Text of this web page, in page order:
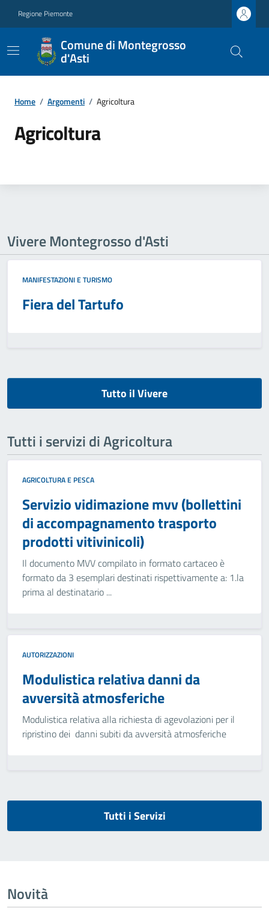
Regione Piemonte
Comune di Montegrosso
d'Asti
Home / Argomenti / Agricoltura
Agricoltura
Vivere Montegrosso d'Asti
MANIFESTAZIONI E TURISMO
Fiera del Tartufo
Tutto il Vivere
Tutti i servizi di Agricoltura
AGRICOLTURA E PESCA
Servizio vidimazione mvv (bollettini
di accompagnamento trasporto
prodotti vitivinicoli)
Il documento MVV compilato in formato cartaceo è
formato da 3 esemplari destinati rispettivamente a: 1.la
prima al destinatario ...
AUTORIZZAZIONI
Modulistica relativa danni da
avversità atmosferiche
Modulistica relativa alla richiesta di agevolazioni per il
ripristino dei danni subiti da avversità atmosferiche
Tutti i Servizi
Novità